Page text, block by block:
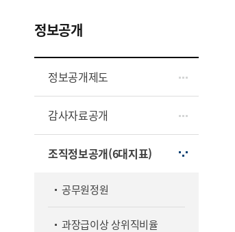
정보공개
정보공개제도
감사자료공개
조직정보공개(6대지표)
공무원정원
과장급이상 상위직비율